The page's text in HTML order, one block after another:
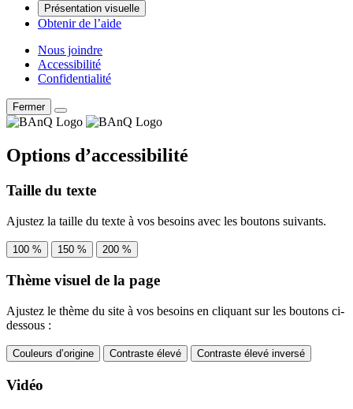
Présentation visuelle
Obtenir de l’aide
Nous joindre
Accessibilité
Confidentialité
Fermer
Options d’accessibilité
Taille du texte
Ajustez la taille du texte à vos besoins avec les boutons suivants.
100 % 150 % 200 %
Thème visuel de la page
Ajustez le thème du site à vos besoins en cliquant sur les boutons ci-
dessous :
Couleurs d’origine Contraste élevé Contraste élevé inversé
Vidéo